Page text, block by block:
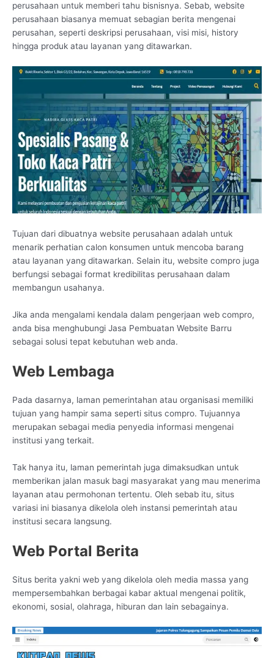
perusahaan untuk memberi tahu bisnisnya. Sebab, website
perusahaan biasanya memuat sebagian berita mengenai
perusahan, seperti deskripsi perusahaan, visi misi, history
hingga produk atau layanan yang ditawarkan.
Tujuan dari dibuatnya website perusahaan adalah untuk
menarik perhatian calon konsumen untuk mencoba barang
atau layanan yang ditawarkan. Selain itu, website compro juga
berfungsi sebagai format kredibilitas perusahaan dalam
membangun usahanya.
Jika anda mengalami kendala dalam pengerjaan web compro,
anda bisa menghubungi Jasa Pembuatan Website Barru
sebagai solusi tepat kebutuhan web anda.
Web Lembaga
Pada dasarnya, laman pemerintahan atau organisasi memiliki
tujuan yang hampir sama seperti situs compro. Tujuannya
merupakan sebagai media penyedia informasi mengenai
institusi yang terkait.
Tak hanya itu, laman pemerintah juga dimaksudkan untuk
memberikan jalan masuk bagi masyarakat yang mau menerima
layanan atau permohonan tertentu. Oleh sebab itu, situs
variasi ini biasanya dikelola oleh instansi pemerintah atau
institusi secara langsung.
Web Portal Berita
Situs berita yakni web yang dikelola oleh media massa yang
mempersembahkan berbagai kabar aktual mengenai politik,
ekonomi, sosial, olahraga, hiburan dan lain sebagainya.